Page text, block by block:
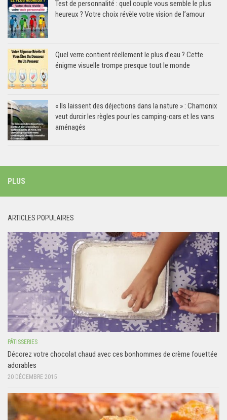
Test de personnalité : quel couple vous semble le plus
heureux ? Votre choix révèle votre vision de l’amour
Quel verre contient réellement le plus d’eau ? Cette
énigme visuelle trompe presque tout le monde
« Ils laissent des déjections dans la nature » : Chamonix
veut durcir les règles pour les camping-cars et les vans
aménagés
PLUS
ARTICLES POPULAIRES
PÂTISSERIES
Décorez votre chocolat chaud avec ces bonhommes de crème fouettée
adorables
20 DÉCEMBRE 2015